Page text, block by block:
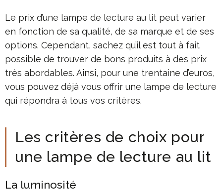
Le prix d’une lampe de lecture au lit peut varier
en fonction de sa qualité, de sa marque et de ses
options. Cependant, sachez qu’il est tout à fait
possible de trouver de bons produits à des prix
très abordables. Ainsi, pour une trentaine d’euros,
vous pouvez déjà vous offrir une lampe de lecture
qui répondra à tous vos critères.
Les critères de choix pour
une lampe de lecture au lit
La luminosité